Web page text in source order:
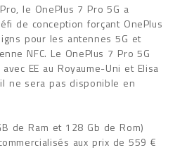
le OnePlus 7 Pro 5G a
de conception forçant OnePlus
pour les antennes 5G et
NFC. Le OnePlus 7 Pro 5G
EE au Royaume-Uni et Elisa
ne sera pas disponible en
de Ram et 128 Gb de Rom)
aux prix de 559 €